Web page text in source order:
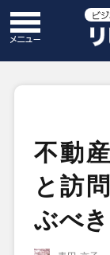
不動
と訪
ぶべき